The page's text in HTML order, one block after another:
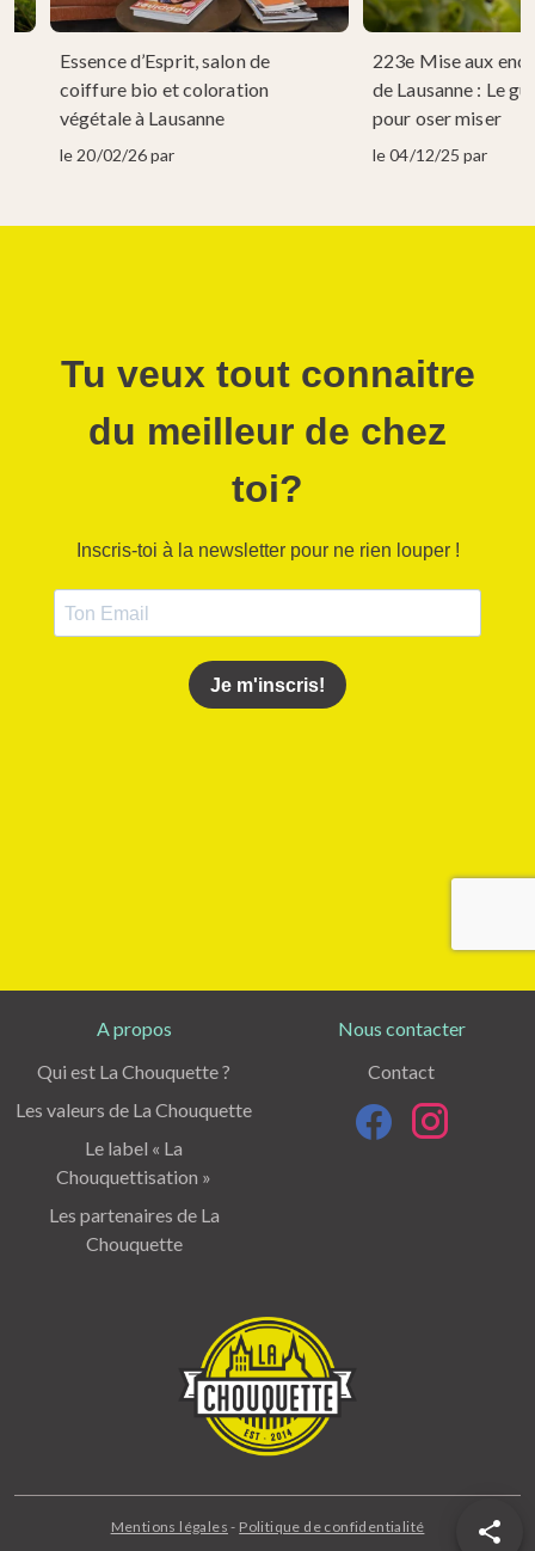
Essence d’Esprit, salon de
coiffure bio et coloration
végétale à Lausanne
le 20/02/26 par
223e Mise aux
de Lausanne : Le
pour oser miser
le 04/12/25 par
A propos
Qui est La Chouquette ?
Les valeurs de La Chouquette
Le label « La
Chouquettisation »
Les partenaires de La
Chouquette
Nous contacter
Contact
Mentions légales - Politique de confidentialité